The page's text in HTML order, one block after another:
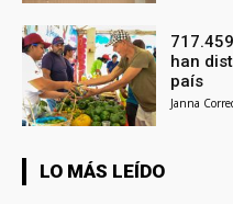
han
país
Janna
LO MÁS LEÍDO